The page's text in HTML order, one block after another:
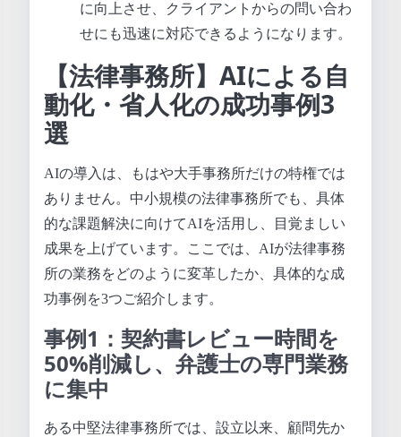
に向上させ、クライアントからの問い合わ
せにも迅速に対応できるようになります。
【法律事務所】AIによる自
動化・省人化の成功事例3
選
AIの導入は、もはや大手事務所だけの特権では
ありません。中小規模の法律事務所でも、具体
的な課題解決に向けてAIを活用し、目覚ましい
成果を上げています。ここでは、AIが法律事務
所の業務をどのように変革したか、具体的な成
功事例を3つご紹介します。
事例1：契約書レビュー時間を
50%削減し、弁護士の専門業務
に集中
ある中堅法律事務所では、設立以来、顧問先か